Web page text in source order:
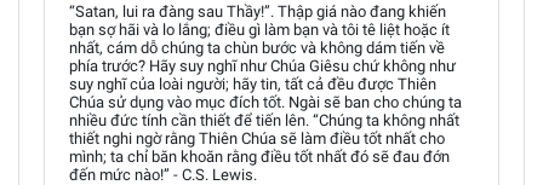
“Satan, lui ra đàng sau Thầy!”. Thập giá nào đang khiến
bạn sợ hãi và lo lắng; điều gì làm bạn và tôi tê liệt hoặc ít
nhất, cám dỗ chúng ta chùn bước và không dám tiến về
phía trước? Hãy suy nghĩ như Chúa Giêsu chứ không như
suy nghĩ của loài người; hãy tin, tất cả đều được Thiên
Chúa sử dụng vào mục đích tốt. Ngài sẽ ban cho chúng ta
nhiều đức tính cần thiết để tiến lên. “Chúng ta không nhất
thiết nghi ngờ rằng Thiên Chúa sẽ làm điều tốt nhất cho
mình; ta chỉ băn khoăn rằng điều tốt nhất đó sẽ đau đớn
đến mức nào!” - C.S. Lewis.